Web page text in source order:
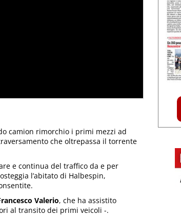
camion rimorchio i primi mezzi ad
che oltrepassa il torrente
e continua del traffico da e per
l’abitato di Halbespin,
Valerio, che ha assistito
al transito dei primi veicoli -.